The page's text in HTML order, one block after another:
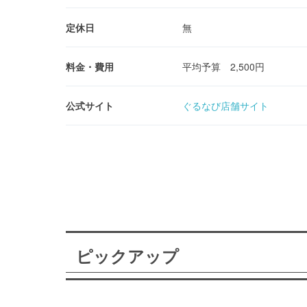
定休日 無
料金・費用 平均予算 2,500円
公式サイト ぐるなび店舗サイト
ピックアップ